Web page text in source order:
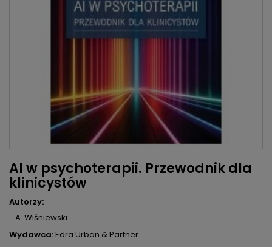
AI w psychoterapii. Przewodnik dla
klinicystów
Autorzy:
A. Wiśniewski
Wydawca:Edra Urban & Partner